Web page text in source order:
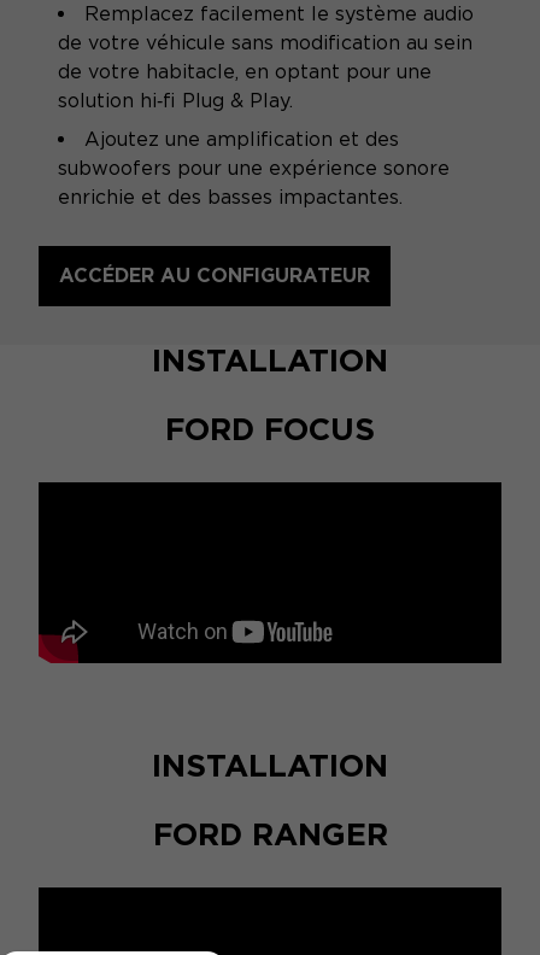
Remplacez facilement le système audio
de votre véhicule sans modification au sein
de votre habitacle, en optant pour une
solution hi‑fi Plug & Play.
Ajoutez une amplification et des
subwoofers pour une expérience sonore
enrichie et des basses impactantes.
ACCÉDER AU CONFIGURATEUR
INSTALLATION
FORD FOCUS
INSTALLATION
FORD RANGER